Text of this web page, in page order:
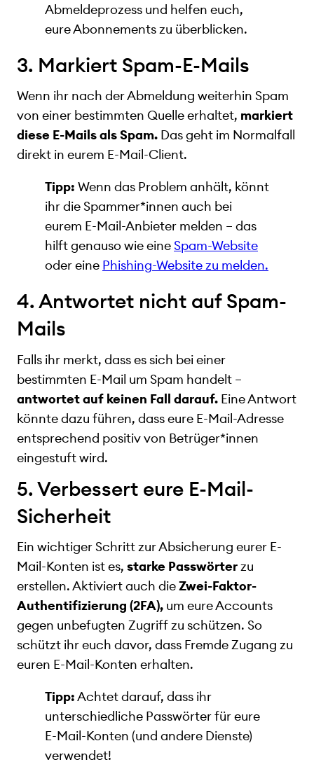
Abmeldeprozess und helfen euch,
eure Abonnements zu überblicken.
3. Markiert Spam-E-Mails
Wenn ihr nach der Abmeldung weiterhin Spam
von einer bestimmten Quelle erhaltet, markiert
diese E-Mails als Spam. Das geht im Normalfall
direkt in eurem E-Mail-Client.
Tipp: Wenn das Problem anhält, könnt
ihr die Spammer*innen auch bei
eurem E-Mail-Anbieter melden – das
hilft genauso wie eine Spam-Website
oder eine Phishing-Website zu melden.
4. Antwortet nicht auf Spam-
Mails
Falls ihr merkt, dass es sich bei einer
bestimmten E-Mail um Spam handelt –
antwortet auf keinen Fall darauf. Eine Antwort
könnte dazu führen, dass eure E-Mail-Adresse
entsprechend positiv von Betrüger*innen
eingestuft wird.
5. Verbessert eure E-Mail-
Sicherheit
Ein wichtiger Schritt zur Absicherung eurer E-
Mail-Konten ist es, starke Passwörterzu
erstellen. Aktiviert auch dieZwei-Faktor-
Authentifizierung (2FA), um eure Accounts
gegen unbefugten Zugriff zu schützen. So
schützt ihr euch davor, dass Fremde Zugang zu
euren E-Mail-Konten erhalten.
Tipp:Achtet darauf, dass ihr
unterschiedliche Passwörter für eure
E-Mail-Konten (und andere Dienste)
verwendet!